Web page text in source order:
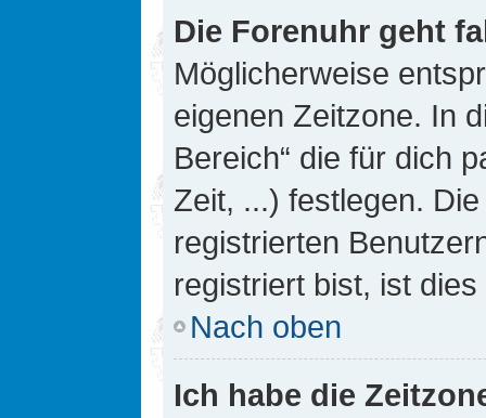
Die Forenuhr geht
Möglicherweise
eigenen Zeitzone. In
Bereich“ die für dich
Zeit, ...) festlegen.
registrierten
registriert bist, ist
Nach oben
Ich habe die